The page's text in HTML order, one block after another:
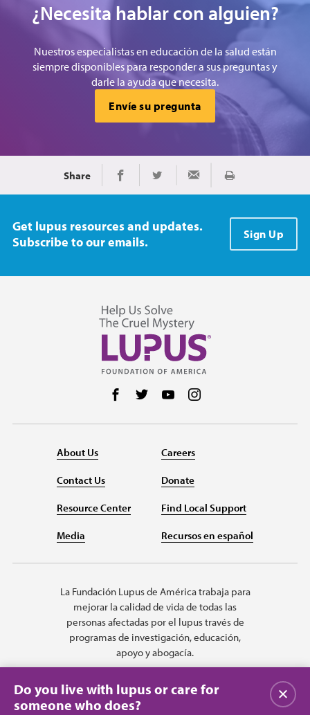
¿Necesita hablar con alguien?
Nuestros especialistas en educación de la salud están
siempre disponibles para responder a sus preguntas y
darle la ayuda que necesita.
Envíe su pregunta
Share Share on Facebook
Share on TwitterShare via EmailImprimir
Get lupus resources and updates.
Subscribe to our emails.
Sign Up
Follow us on Facebook
Follow us on Twitter
Follow us on YouTube
About Us
Contact Us
Resource Center
Media
Careers
Donate
Find Local Support
Recursos en español
La Fundación Lupus de América trabaja para
mejorar la calidad de vida de todas las
personas afectadas por el lupus través de
programas de investigación, educación,
apoyo y abogacía.
Do you live with lupus or care for
someone who does?
Cerrar